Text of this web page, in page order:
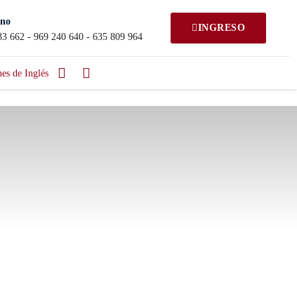
662 - 969 240 640 - 635 809 964
INGRESO
de Inglés